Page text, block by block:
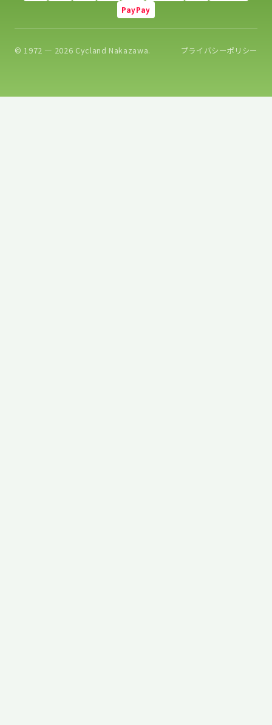
PayPay
© 1972 — 2026 Cycland Nakazawa. プライバシーポリシー